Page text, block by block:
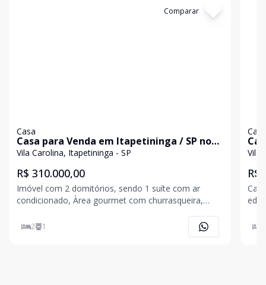
Comparar
Casa
Casa para Venda em Itapetininga / SP no
bairro Vila Carolina
Vila Carolina, Itapetininga - SP
R$ 310.000,00
Imóvel com 2 domitórios, sendo 1 suíte com ar
condicionado, Àrea gourmet com churrasqueira,
Garagem para 2 carros. - Acabamentos: Gesso, Laje,
2 1
Casa
Vila
R$
até o teto. -